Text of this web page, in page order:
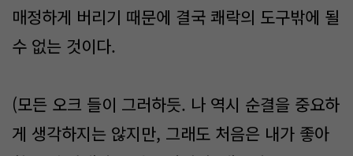
매정하게 버리기 때문에 결국 쾌락의 도구밖에 될
수 없는 것이다.
(모든 오크 들이 그러하듯. 나 역시 순결을 중요하
게 생각하지는 않지만, 그래도 처음은 내가 좋아